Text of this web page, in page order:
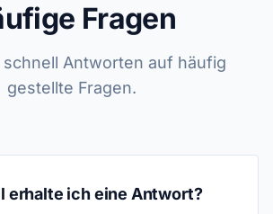
Fragen
schnell Antworten auf häufig
gestellte Fragen.
erhalte ich eine Antwort?